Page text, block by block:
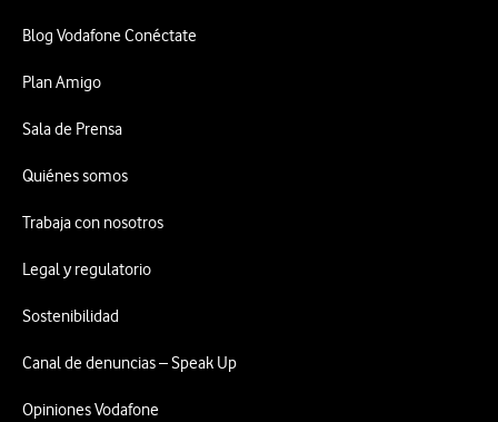
Blog Vodafone Conéctate
Plan Amigo
Sala de Prensa
Quiénes somos
Trabaja con nosotros
Legal y regulatorio
Sostenibilidad
Canal de denuncias – Speak Up
Opiniones Vodafone